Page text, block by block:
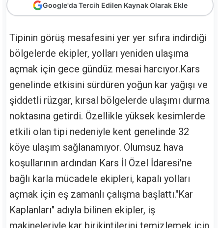
Google'da Tercih Edilen Kaynak Olarak Ekle
Tipinin görüş mesafesini yer yer sıfıra indirdiği
bölgelerde ekipler, yolları yeniden ulaşıma
açmak için gece gündüz mesai harcıyor.Kars
genelinde etkisini sürdüren yoğun kar yağışı ve
şiddetli rüzgar, kırsal bölgelerde ulaşımı durma
noktasına getirdi. Özellikle yüksek kesimlerde
etkili olan tipi nedeniyle kent genelinde 32
köye ulaşım sağlanamıyor. Olumsuz hava
koşullarının ardından Kars İl Özel İdaresi'ne
bağlı karla mücadele ekipleri, kapalı yolları
açmak için eş zamanlı çalışma başlattı."Kar
Kaplanları" adıyla bilinen ekipler, iş
makineleriyle kar birikintilerini temizlemek için